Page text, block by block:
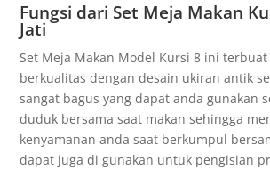
Fungsi dari Set Meja Makan
Jati
Set Meja Makan Model Kursi 8 ini
berkualitas dengan desain ukiran antik
sangat bagus yang dapat anda gunakan
duduk bersama saat makan sehingga
kenyamanan anda saat berkumpul
dapat juga di gunakan untuk pengisian